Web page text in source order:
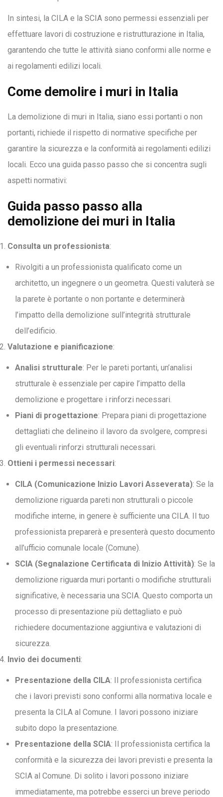
In sintesi, la CILA e la SCIA sono permessi essenziali per
effettuare lavori di costruzione e ristrutturazione in Italia,
garantendo che tutte le attività siano conformi alle norme e
ai regolamenti edilizi locali.
Come demolire i muri in Italia
La demolizione di muri in Italia, siano essi portanti o non
portanti, richiede il rispetto di normative specifiche per
garantire la sicurezza e la conformità ai regolamenti edilizi
locali. Ecco una guida passo passo che si concentra sugli
aspetti normativi:
Guida passo passo alla
demolizione dei muri in Italia
Consulta un professionista:
Rivolgiti a un professionista qualificato come un
architetto, un ingegnere o un geometra. Questi valuterà se
la parete è portante o non portante e determinerà
l’impatto della demolizione sull’integrità strutturale
dell’edificio.
Valutazione e pianificazione:
Analisi strutturale: Per le pareti portanti, un’analisi
strutturale è essenziale per capire l’impatto della
demolizione e progettare i rinforzi necessari.
Piani di progettazione: Prepara piani di progettazione
dettagliati che delineino il lavoro da svolgere, compresi
gli eventuali rinforzi strutturali necessari.
Ottieni i permessi necessari:
CILA (Comunicazione Inizio Lavori Asseverata): Se la
demolizione riguarda pareti non strutturali o piccole
modifiche interne, in genere è sufficiente una CILA. Il tuo
professionista preparerà e presenterà questo documento
all’ufficio comunale locale (Comune).
SCIA (Segnalazione Certificata di Inizio Attività): Se la
demolizione riguarda muri portanti o modifiche strutturali
significative, è necessaria una SCIA. Questo comporta un
processo di presentazione più dettagliato e può
richiedere documentazione aggiuntiva e valutazioni di
sicurezza.
Invio dei documenti:
Presentazione della CILA: Il professionista certifica
che i lavori previsti sono conformi alla normativa locale e
presenta la CILA al Comune. I lavori possono iniziare
subito dopo la presentazione.
Presentazione della SCIA: Il professionista certifica la
conformità e la sicurezza dei lavori previsti e presenta la
SCIA al Comune. Di solito i lavori possono iniziare
immediatamente, ma potrebbe esserci un breve periodo